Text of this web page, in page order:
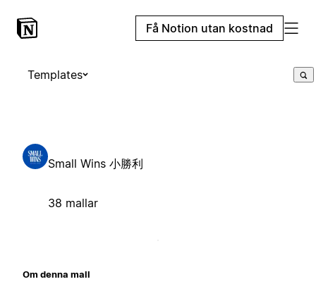
Få Notion utan kostnad
Templates
Small Wins 小勝利
38 mallar
Om denna mall